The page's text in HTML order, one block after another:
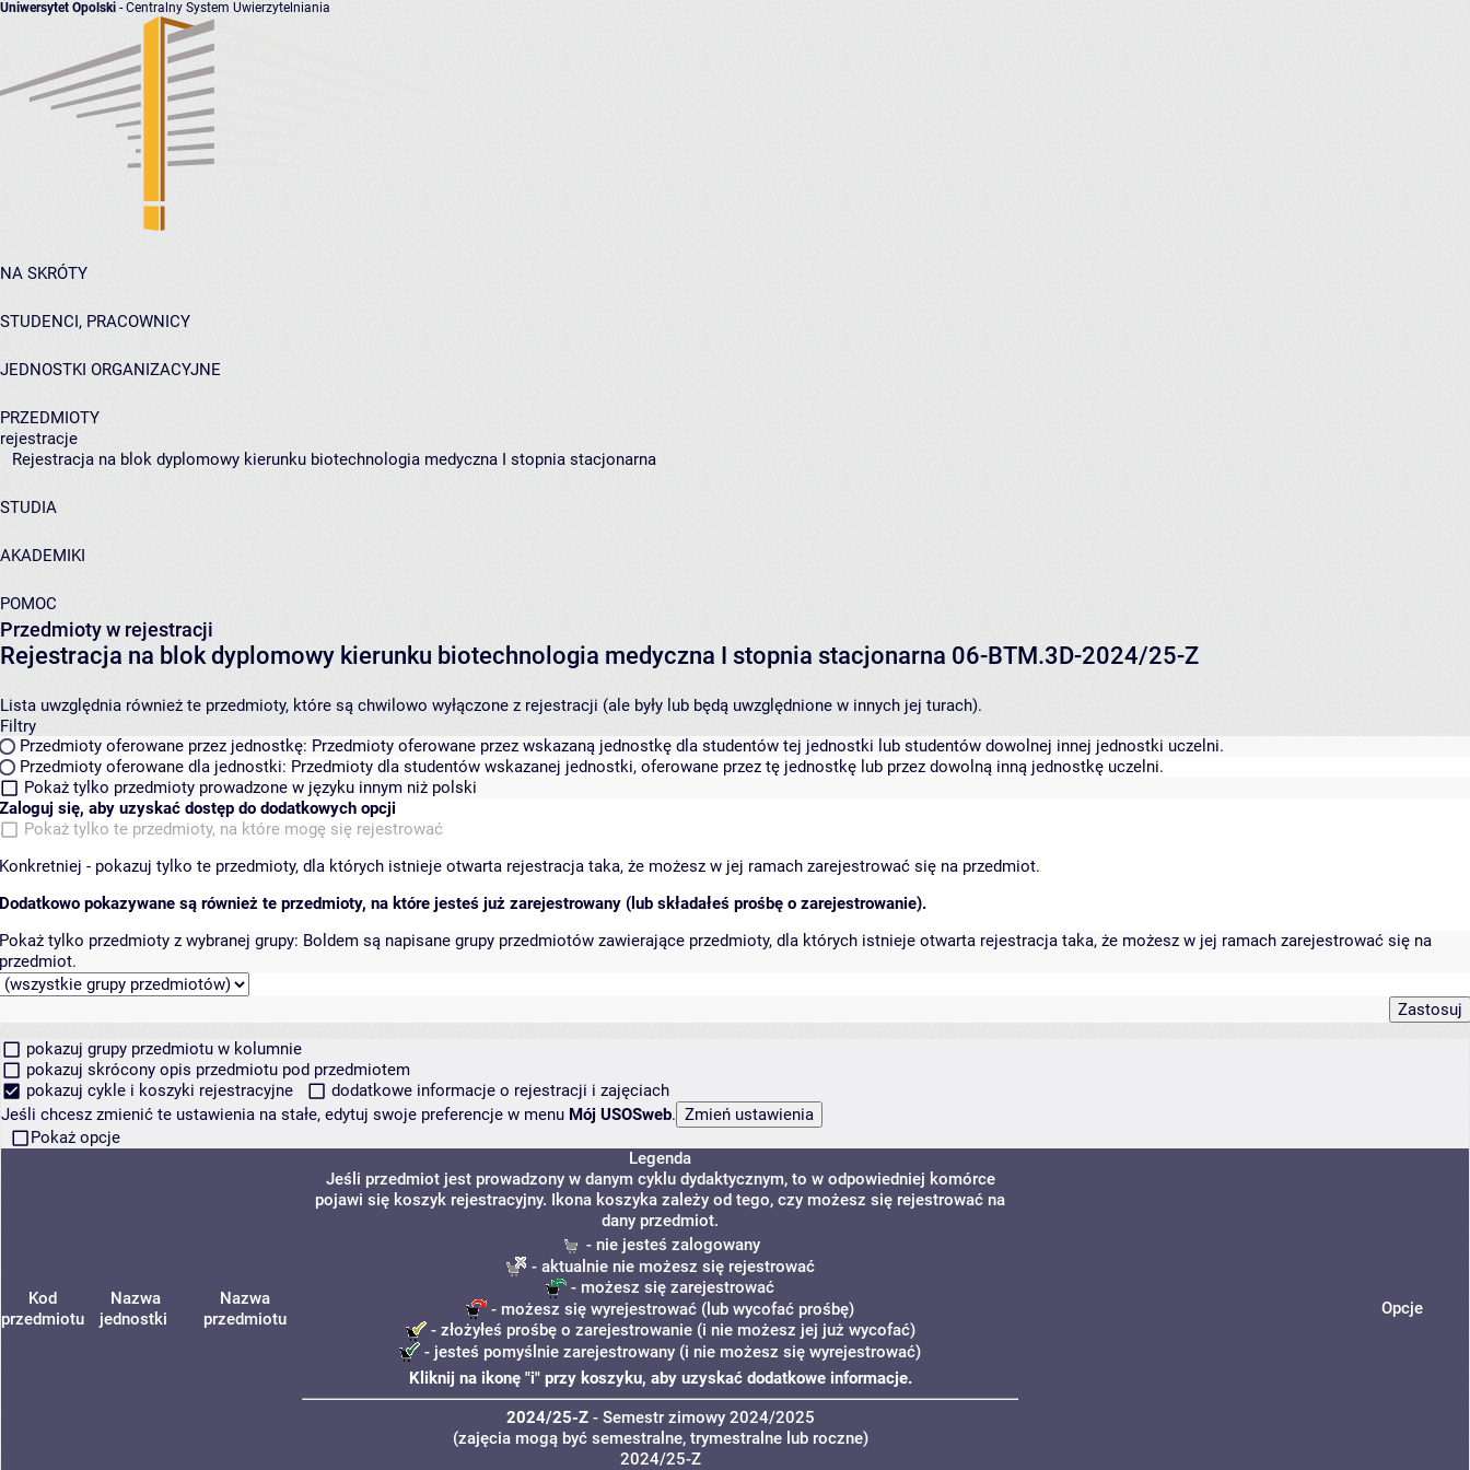
Uniwersytet Opolski - Centralny System Uwierzytelniania
NA SKRÓTY
STUDENCI, PRACOWNICY
JEDNOSTKI ORGANIZACYJNE
PRZEDMIOTY
rejestracje
Rejestracja na blok dyplomowy kierunku biotechnologia medyczna I stopnia stacjonarna
STUDIA
AKADEMIKI
POMOC
Przedmioty w rejestracji
Rejestracja na blok dyplomowy kierunku biotechnologia medyczna I stopnia stacjonarna 06-BTM.3D-2024/25-Z
Lista uwzględnia również te przedmioty, które są chwilowo wyłączone z rejestracji (ale były lub będą uwzględnione w innych jej turach).
Filtry
Przedmioty oferowane przez jednostkę: Przedmioty oferowane przez wskazaną jednostkę dla studentów tej jednostki lub studentów dowolnej innej jednostki uczelni.
Przedmioty oferowane dla jednostki: Przedmioty dla studentów wskazanej jednostki, oferowane przez tę jednostkę lub przez dowolną inną jednostkę uczelni.
Pokaż tylko przedmioty prowadzone w języku innym niż polski
Zaloguj się, aby uzyskać dostęp do dodatkowych opcji
Pokaż tylko te przedmioty, na które mogę się rejestrować
Konkretniej - pokazuj tylko te przedmioty, dla których istnieje otwarta rejestracja taka, że możesz w jej ramach zarejestrować się na przedmiot.
Dodatkowo pokazywane są również te przedmioty, na które jesteś już zarejestrowany (lub składałeś prośbę o zarejestrowanie).
Pokaż tylko przedmioty z wybranej grupy: Boldem są napisane grupy przedmiotów zawierające przedmioty, dla których istnieje otwarta rejestracja taka, że możesz w jej ramach zarejestrować się na
przedmiot.
pokazuj grupy przedmiotu w kolumnie
pokazuj skrócony opis przedmiotu pod przedmiotem
pokazuj cykle i koszyki rejestracyjne
dodatkowe informacje o rejestracji i zajęciach
Jeśli chcesz zmienić te ustawienia na stałe, edytuj swoje preferencje w menu Mój USOSweb.
Pokaż opcje
Kod
przedmiotu
Nazwa
jednostki
Nazwa
przedmiotu
Legenda
Jeśli przedmiot jest prowadzony w danym cyklu dydaktycznym, to w odpowiedniej komórce
pojawi się koszyk rejestracyjny. Ikona koszyka zależy od tego, czy możesz się rejestrować na
dany przedmiot.
- nie jesteś zalogowany
- aktualnie nie możesz się rejestrować
- możesz się zarejestrować
- możesz się wyrejestrować (lub wycofać prośbę)
- złożyłeś prośbę o zarejestrowanie (i nie możesz jej już wycofać)
- jesteś pomyślnie zarejestrowany (i nie możesz się wyrejestrować)
Kliknij na ikonę "i" przy koszyku, aby uzyskać dodatkowe informacje.
2024/25-Z- Semestr zimowy 2024/2025
(zajęcia mogą być semestralne, trymestralne lub roczne)
Opcje
2024/25-Z